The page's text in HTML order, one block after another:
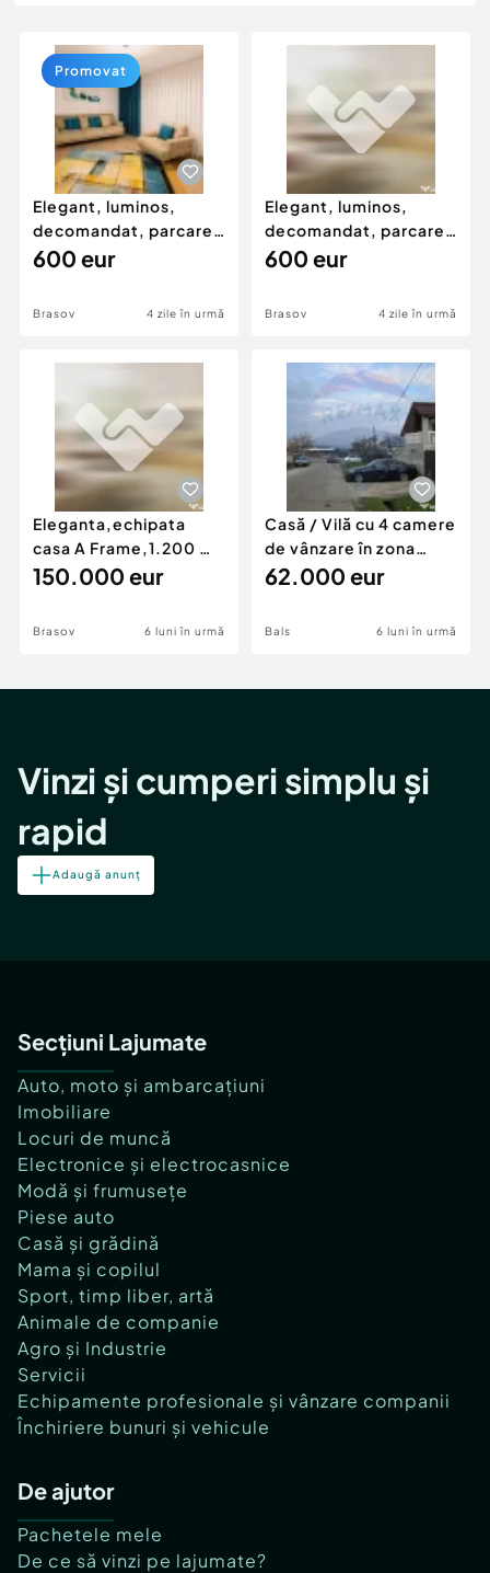
Animale de companie
Afaceri și echipamente profesionale
Inchiriere Bunuri si Vehicule
Piese auto si accesorii
Dacia Duster
Elegant, luminos,
decomandat, parcare,
marca Urban, Coresi,
600 eur
Brasov 4 zile în urmă
Promovat
Elegant, luminos,
decomandat, parcare,
marca Urban, Coresi,
600 eur
Brasov 4 zile în urmă
Eleganta,echipata
casa A Frame,1.200 mp
teren,deschidere Pia
150.000 eur
Brasov 6 luni în urmă
Casă / Vilă cu 4 camere
de vânzare în zona
Periferie
62.000 eur
Bals 6 luni în urmă
Vinzi și cumperi simplu și
rapid
Adaugă anunț
Secțiuni Lajumate
Auto, moto și ambarcațiuni
Imobiliare
Locuri de muncă
Electronice și electrocasnice
Modă și frumusețe
Piese auto
Casă și grădină
Mama și copilul
Sport, timp liber, artă
Animale de companie
Agro și Industrie
Servicii
Echipamente profesionale și vânzare companii
Închiriere bunuri și vehicule
De ajutor
Pachetele mele
De ce să vinzi pe lajumate?